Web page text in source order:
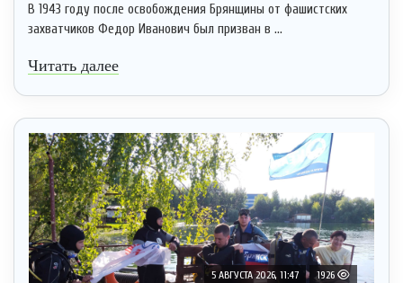
В 1943 году после освобождения Брянщины от фашистских
захватчиков Федор Иванович был призван в ...
Читать далее
5 АВГУСТА 2026, 11:47 1926